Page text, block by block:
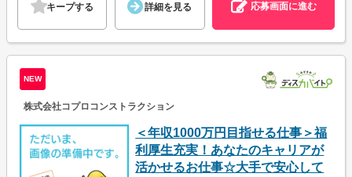
キープする 詳細を見る 応募画面に進む
NEW
株式会社コプロコンストラクション
＜年収1000万円目指せる仕事＞福
利厚生充実！あなたのキャリアが
活かせるお仕事☆大手で安心して